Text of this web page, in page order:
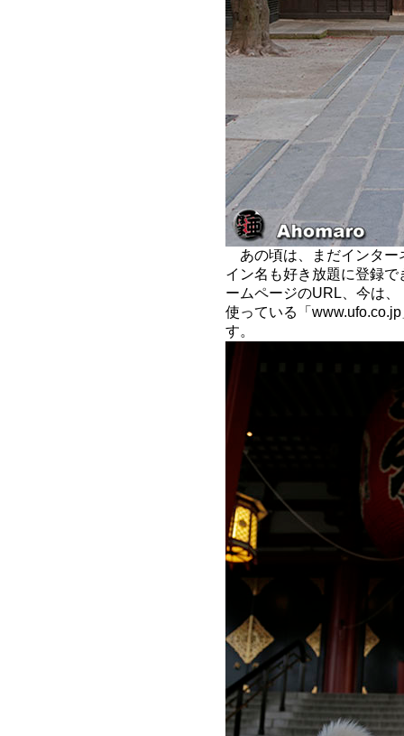
あの頃は、まだインター
イン名も好き放題に登録
ームページのURL、今は
使っている「
す。